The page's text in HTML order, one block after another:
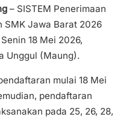
– SISTEM Penerimaan
SMK Jawa Barat 2026
18 Mei 2026,
Unggul (Maung).
mulai 18 Mei
pendaftaran
pada 25, 26, 28,